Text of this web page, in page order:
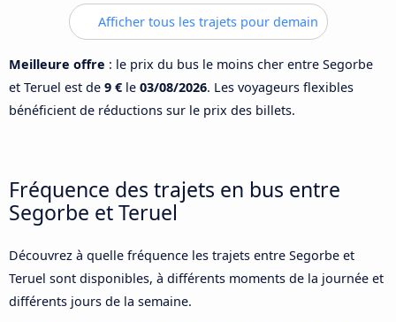
Afficher tous les trajets pour demain
Meilleure offre : le prix du bus le moins cher entre Segorbe
et Teruel est de 9 € le 03/08/2026. Les voyageurs flexibles
bénéficient de réductions sur le prix des billets.
Fréquence des trajets en bus entre
Segorbe et Teruel
Découvrez à quelle fréquence les trajets entre Segorbe et
Teruel sont disponibles, à différents moments de la journée et
différents jours de la semaine.